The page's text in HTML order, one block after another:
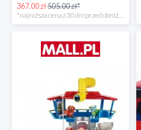
367.00 zł505.00 zł*